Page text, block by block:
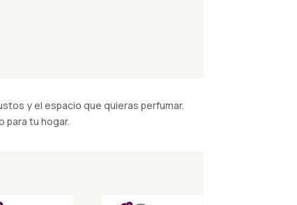
y el espacio que quieras perfumar.
tu hogar.